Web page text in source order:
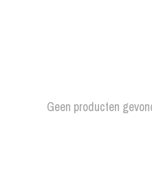
Geen producten